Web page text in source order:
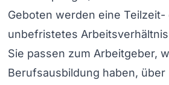
Geboten werden eine
unbefristetes
Sie passen zum Arbeitgeber,
Berufsausbildung haben,